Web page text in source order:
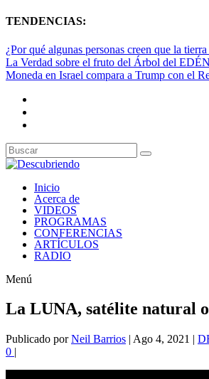
TENDENCIAS:
¿Por qué algunas personas creen que la tierra
La Verdad sobre el fruto del Árbol del EDÉN
Moneda en Israel compara a Trump con el
Inicio
Acerca de
VIDEOS
PROGRAMAS
CONFERENCIAS
ARTÍCULOS
RADIO
Menú
La LUNA, satélite natural
Publicado porNeil Barrios | Ago 4, 2021 |
0 |